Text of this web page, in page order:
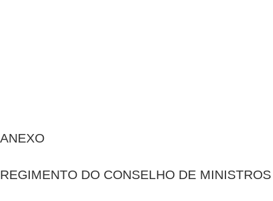
ANEXO
REGIMENTO DO CONSELHO DE MINISTROS